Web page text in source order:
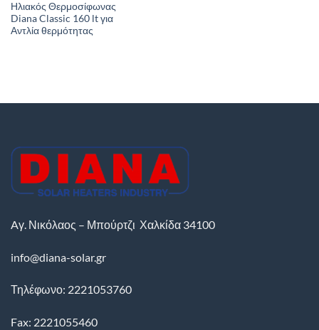
Ηλιακός Θερμοσίφωνας
Diana Classic 160 lt για
Αντλία θερμότητας
Aγ. Νικόλαος – Μπούρτζι Χαλκίδα 34100
info@diana-solar.gr
Τηλέφωνο: 2221053760
Fax: 2221055460